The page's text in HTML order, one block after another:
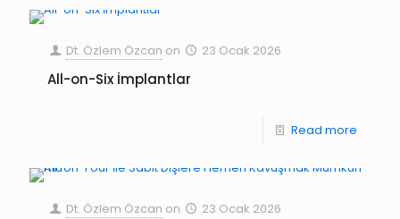
Dt. Özlem Özcan on 23 Ocak 2026
All-on-Six İmplantlar
Read more
Dt. Özlem Özcan on 23 Ocak 2026